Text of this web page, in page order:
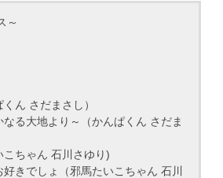
～
ん さだまさし）
る大地より～（かんぱくん さだま
ちゃん 石川さゆり)
きでしょ（邪馬たいこちゃん 石川